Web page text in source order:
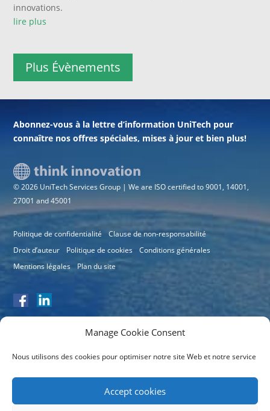
Manage Cookie Consent
Nous utilisons des cookies pour optimiser notre site Web et notre service
Accept cookies
innovations.
lire plus
Plus Évènements
Abonnez-vous à la lettre d’information UniTech pour
connaître nos offres spéciales, mises à jour et bien plus!
© 2026 UniTech Services Group | We are ISO certified to 9001, 14001,
27001 and 45001
Politique de confidentialité
Clause de non-responsabilité
Droit d’auteur
Politique de cookies
Conditions générales
Mentions légales
Plan du site
Numéro de certificat: 11064